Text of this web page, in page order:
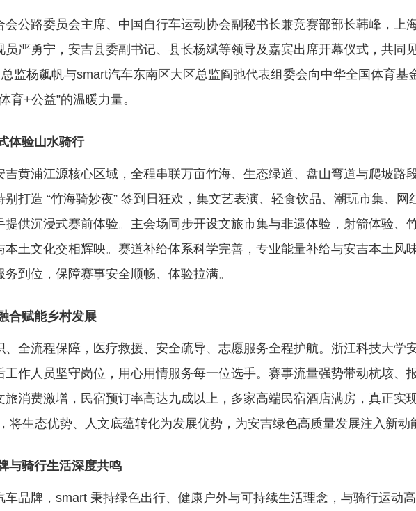
路委员会主席、中国自行车运动协会副秘书长兼竞赛部部长韩峰，上
严勇宁，安吉县委副书记、县长杨斌等领导及嘉宾出席开幕仪式，共同
监杨飙帆与smart汽车东南区大区总监阎弛代表组委会向中华全国体育基
育+公益”的温暖力量。
体验山水骑行
浦江源核心区域，全程串联万亩竹海、生态绿道、盘山弯道与爬坡路段
打造 “竹海骑妙夜” 签到日狂欢，集文艺表演、轻食饮品、潮玩市集、网
供沉浸式赛前体验。主会场同步开设文旅市集与非遗体验，射箭体验、
土文化交相辉映。赛道补给体系科学完善，专业能量补给与安吉本土风
到位，保障赛事安全顺畅、体验拉满。
合赋能乡村发展
流程保障，医疗救援、安全疏导、志愿服务全程护航。浙江科技大学
作人员坚守岗位，用心用情服务每一位选手。赛事流量强势带动杭垓、
消费激增，民宿预订率高达九成以上，多家高端民宿酒店满房，真正实
将生态优势、人文底蕴转化为发展优势，为安吉绿色高质量发展注入新动
与骑行生活深度共鸣
牌，smart 秉持绿色出行、健康户外与可持续生活理念，与骑行运动